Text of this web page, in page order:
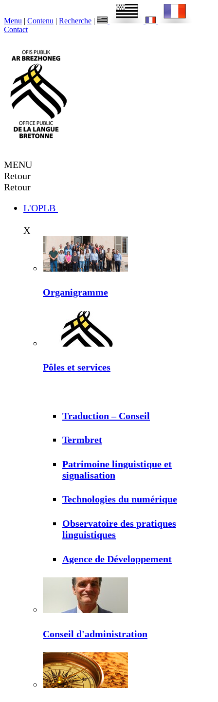
Menu | Contenu | Recherche |
Contact
MENU
Retour
Retour
L'OPLB
X
Organigramme
Pôles et services
Traduction – Conseil
Termbret
Patrimoine linguistique et
signalisation
Technologies du numérique
Observatoire des pratiques
linguistiques
Agence de Développement
Conseil d'administration